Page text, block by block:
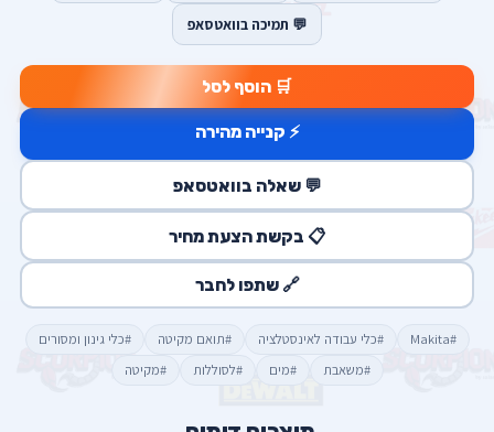
💬 תמיכה בוואטסאפ
🛒 הוסף לסל
⚡ קנייה מהירה
💬 שאלה בוואטסאפ
📋 בקשת הצעת מחיר
🔗 שתפו לחבר
#Makita #כלי עבודה לאינסטלציה #תואם מקיטה
#כלי גינון ומסורים
#משאבת
#מים #לסוללות #מקיטה